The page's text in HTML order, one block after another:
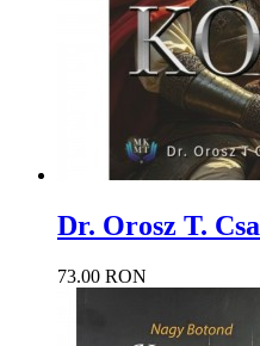
Dr. Orosz T.
73.00 RON